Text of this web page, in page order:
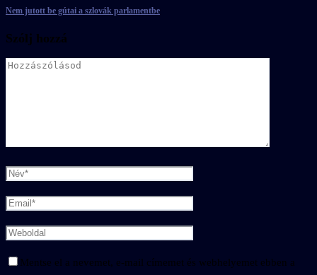
Nem jutott be gútai a szlovák parlamentbe
Szólj hozzá
Mentse el a nevemet, e-mail címemet és webhelyemet ebben a